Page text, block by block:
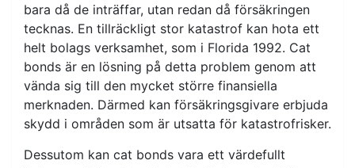
bara då de inträffar, utan redan då försäkringen
tecknas. En tillräckligt stor katastrof kan hota ett
helt bolags verksamhet, som i Florida 1992. Cat
bonds är en lösning på detta problem genom att
vända sig till den mycket större finansiella
merknaden. Därmed kan försäkringsgivare erbjuda
skydd i områden som är utsatta för katastrofrisker.
Dessutom kan cat bonds vara ett värdefullt